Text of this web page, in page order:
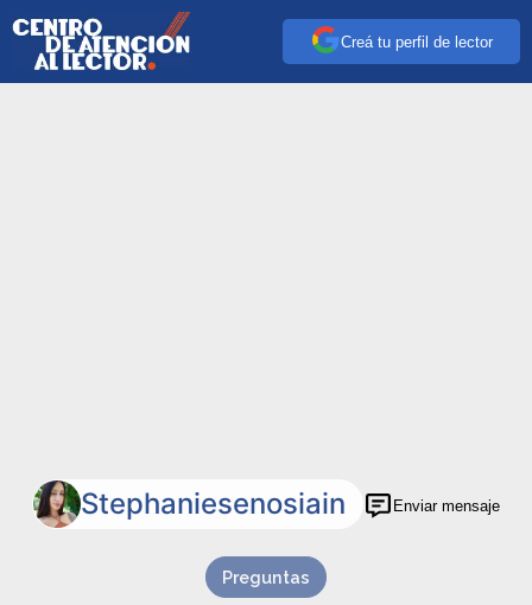
Creá tu perfil de lector
Stephaniesenosiain Enviar mensaje
Preguntas